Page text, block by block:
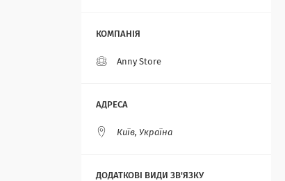
Anny Store
Київ, Україна